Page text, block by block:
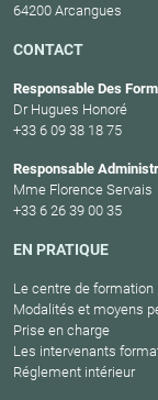
64200 Arcangues
CONTACT
Responsable Des
Dr Hugues Honoré
+33 6 09 38 18 75
Responsable
Mme Florence Servais
+33 6 26 39 00 35
EN PRATIQUE
Le centre de formation
Modalités et moyens
Prise en charge
Les intervenants
Réglement intérieur